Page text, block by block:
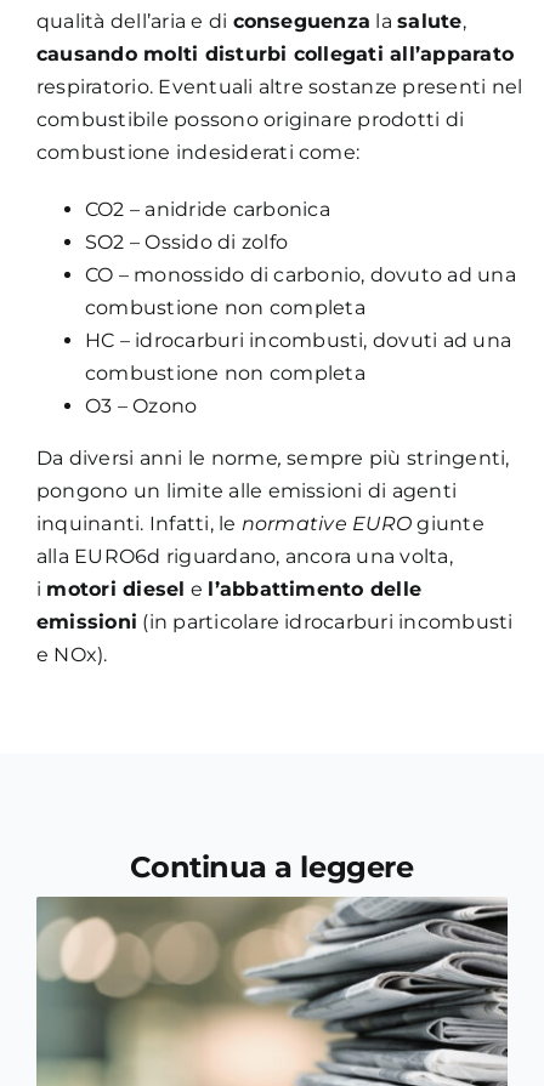
qualità dell’aria e di conseguenza lasalute,
causando molti disturbi collegati all’apparato
respiratorio. Eventuali altre sostanze presenti nel
combustibile possono originare prodotti di
combustione indesiderati come:
CO2 – anidride carbonica
SO2 – Ossido di zolfo
CO – monossido di carbonio, dovuto ad una
combustione non completa
HC – idrocarburi incombusti, dovuti ad una
combustione non completa
O3 – Ozono
Da diversi anni le norme,sempre più stringenti,
pongono un limite alle emissioni di agenti
inquinanti. Infatti, le normative EUROgiunte
alla EURO6d riguardano, ancora una volta,
i motori diesel e l’abbattimento delle
emissioni (in particolare idrocarburi incombusti
e NOx).
Continua a leggere